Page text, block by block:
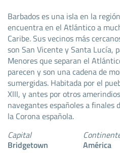
Barbados es una isla en la
encuentra en el Atlántico a
Caribe. Sus vecinos más
son San Vicente y Santa Lucía,
Menores que separan el
parecen y son una cadena de
sumergidas. Habitada por el
XIII, y antes por otros
navegantes españoles a finales
la Corona española.
Capital
Bridgetown
América